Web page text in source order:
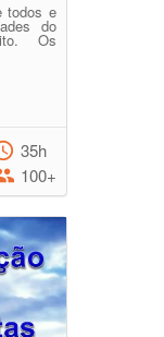
todos e
do
Os
35h
100+